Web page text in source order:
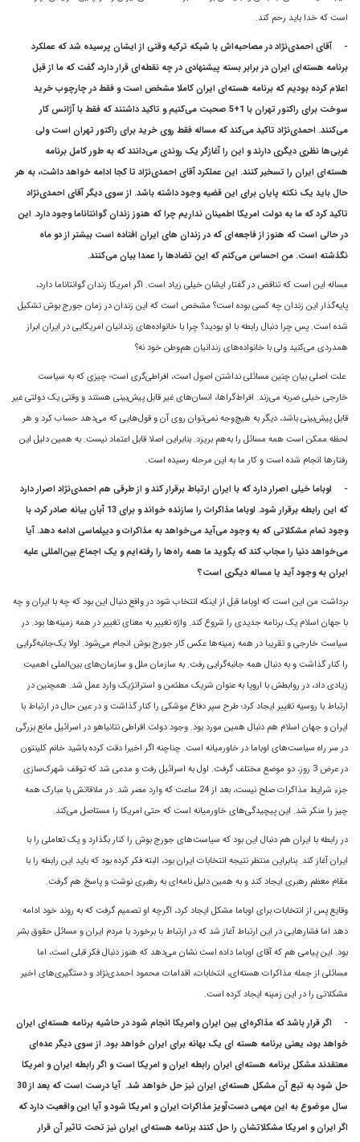
است که خدا بايد رحم کند.
- آقای احمدی‌نژاد در مصاحبه‌اش با شبکه ترکيه وقتى از ايشان پرسيده شد که عملکرد
برنامه هسته‌اى ايران در برابر بسته پيشنهادى در چه نقطه‌اى قرار دارد، گفت که ما از قبل
اعلام کرده بوديم که برنامه هسته‌اى ايران کاملا مشخص است و فقط در چارچوب خريد
سوخت براى راکتور تهران با 1+5 صحبت مى‌کنيم و تاکيد داشتند که فقط با آژانس کار
مى‌کنند. احمدی‌نژاد تاکيد مى‌کند که مساله فقط روى خريد براى راکتور تهران است ولى
غربى‌ها نظرى ديگرى دارند و اين را آغازگر يک روندى مى‌دانند که به طور کامل برنامه
هسته‌اى ايران را تسخير کنند. اين عملکرد آقای احمدی‌نژاد تا کجا ادامه خواهد داشت، به هر
حال بايد يک نکته پايان براى اين قضيه وجود داشته باشد. از سوی دیگر آقای احمدی‌نژاد
تاکید کرد که ما به دولت امريکا اطمينان نداريم چرا که هنوز زندان گوانتاناما وجود دارد. اين
در حالى است که هنوز از فاجعه‌اى که در زندان هاى ايران افتاده است بيشتر از دو ماه
نگذشته است. من احساس مى‌کنم که اين تضادها را عمدا بيان مى‌کنند.
مساله اين است که تناقض در گفتار ايشان خيلى زياد است. اگر امريکا زندان گوانتاناما دارد،
پايه‌گذار اين زندان چه کسى بوده است؟ مشخص است که اين زندان در زمان جورج بوش تشکيل
شده است. پس چرا دنبال رابطه با او بودید؟ چرا با خانواده‌های زندانیان امریکایی در ایران ابراز
همدردی می‌کنید ولی با خانواده‌های زندانیان هم‌وطن خود نه؟
علت اصلى بیان چنین مسائلی نداشتن اصول است، افراطى‌گرى است؛ چيزى که به سياست
خارجی خيلى ضربه مى‌زند. افراط‌گراها، انسان‌های غير قابل پيش‌بينى هستند و وقتى يک دولتى غير
قابل پيش‌بينى باشد، ديگر به هيچ‌وجه نمى‌توان روى آن و قول‌هايى که مى‌دهد حساب کرد و هر
لحظه ممکن است همه مسائل را به‌هم بريزد. بنابراين اصلا قابل اعتماد نيست. به همين دليل اين
رفتار‌ها انجام شده است و کار ما به اين مرحله رسيده است.
- اوباما خيلى اصرار دارد که با ايران ارتباط برقرار کند و از طرفى هم احمدی‌نژاد اصرار دارد
که اين رابطه برقرار شود. اوباما مذاکرات را سازنده خواند و براى 13 آبان بيانه صادر کرد، با
وجود تمام مشکلاتى که به وجود مى‌آيد می‌خواهد به مذاکرات و دیپلماسی ادامه دهد. آيا
مى‌خواهد دنيا را مجاب کند که بگويد ما همه راه‌ها را رفته‌ايم و یک اجماع بین‌المللی علیه
ایران به وجود آید يا مساله‌ ديگرى است؟
برداشت من اين است که اوباما قبل از اينکه انتخاب شود در واقع دنبال اين بود که چه با ايران و چه
با جهان اسلام يک برنامه جديدى را شروع کند. واژه تغییر به معنای تغيير در همه زمينه‌ها بود. در
سياست خارجی و تقريبا در همه زمينه‌ها عکس کار جورج بوش انجام مى‌شود. اولا يک‌جانبه‌گرايى
را کنار گذاشت و به دنبال همه جانبه‌گرايى رفت. به سازمان ملل و سازمان‌هاى بين‌الملى اهميت
زيادى داد، در روابطش با اروپا به عنوان شريک مطئمن و استراتژيک وارد عمل شد. همچنين در
ارتباط با روسيه تغيير ایجاد کرد؛ طرح سپر دفاع موشکى را کنار گذاشت و در عين حال در ارتباط با
ايران و جهان اسلام هم دنبال همين مورد بود. وجود دولت افراطی نتانیاهو در اسرائیل مانع بزرگی
در سر راه سیاست‌های اوباما در خاورمیانه است. چناچنه اگر اخيرا دقت کرده باشيد خانم کلينتون
در عرض 3 روز، دو موضع مختلف گرفت. اول به اسرائيل رفت و مدعى شد که توقف شهرک‌سازى
جزء شرايط مذاکرات صلح نيست، بعد از 24 ساعت که وارد مصر شد. در ملاقاتش با مبارک همه
چيز را منکر شد. اين پيچيدگى‌هاى خاورميانه است که حتى امريکا را مستاصل می‌کند.
در رابطه با ايران هم دنبال اين بود که سياست‌هاى جورج بوش را کنار بگذارد و يک تعاملى را با
ايران آغاز کند. بنابراین منتظر نتيجه انتخابات ايران بود، البته فکر کرده بود که بايد اين رابطه را با
مقام معظم رهبرى ايجاد کند و به همين دليل نامه‌اى به رهبرى نوشت و پاسخ هم گرفت.
وقايع پس از انتخابات براى اوباما مشکل ايجاد کرد، اگرچه او تصميم گرفت که به روند خود ادامه
دهد اما فشار‌هايى در این ارتباط آغاز شد که در ارتباط با برخورد با مردم ایران و مسائل حقوق بشر
بود. اين پيامى هم که آقای اوباما داده است نشان مى‌دهد که هنوز دنبال فکر قبلى است، اما
مسائلی از جمله مذاکرات هسته‌ای، انتخابات، اقدامات محمود احمدی‌نژاد و دستگیری‌های اخیر
مشکلاتی را در این زمینه ایجاد کرده است.
- اگر قرار باشد که مذاکره‌اى بين ايران وامريکا انجام شود در حاشيه برنامه هسته‌اى ايران
خواهد بود، يعنى برنامه هسته اى يک بهانه براى ايران خواهد بود. از سوى ديگر عده‌اى
معتقدند مشکل برنامه هسته‌اى ايران رابطه ايران و امريکا است و اگر رابطه ايران و امريکا
حل شود به تبع آن مشکل هسته‌اى ايران نيز حل خواهد شد. آيا درست است که بعد از 30
سال موضوع به اين مهمى دست‌آويز مذاکرات ايران و امريکا شود و آيا اين واقعيت دارد که
اگر ايران و امريکا مشکلاتشان را حل کنند برنامه هسته‌اى ايران نيز تحت تاثير آن قرار